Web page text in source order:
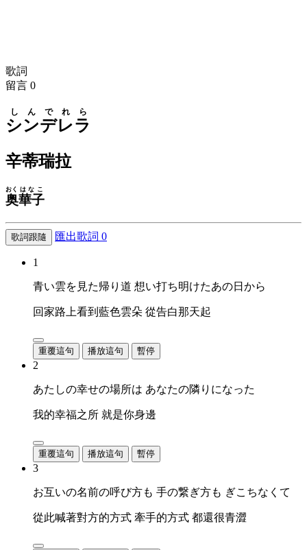
歌詞
留言 0
シンデレラ
しんでれら
辛蒂瑞拉
奥
おく
華子
はなこ
歌詞跟隨 匯出歌詞 0
1
青い雲を見た帰り道 想い打ち明けたあの日から
回家路上看到藍色雲朵 從告白那天起
重覆這句 播放這句 暫停
2
あたしの幸せの場所は あなたの隣りになった
我的幸福之所 就是你身邊
重覆這句 播放這句 暫停
3
お互いの名前の呼び方も 手の繋ぎ方も ぎこちなくて
從此喊著對方的方式 牽手的方式 都還很青澀